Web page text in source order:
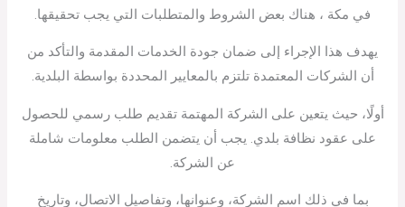
في مكة ، هناك بعض الشروط والمتطلبات التي يجب تحقيقها.
يهدف هذا الإجراء إلى ضمان جودة الخدمات المقدمة والتأكد من
أن الشركات المعتمدة تلتزم بالمعايير المحددة بواسطة البلدية.
أولًا، حيث يتعين على الشركة المهتمة تقديم طلب رسمي للحصول
على عقود نظافة بلدي. يجب أن يتضمن الطلب معلومات شاملة
عن الشركة.
بما في ذلك اسم الشركة، وعنوانها، وتفاصيل الاتصال، وتاريخ